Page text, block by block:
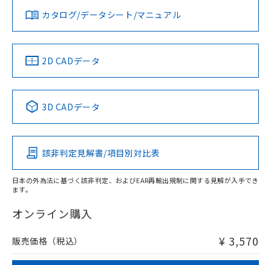
みください。
ソフトウェアの使用条件
対応済み
中国 RoHS 注意事項・凡例
Pb Hg Cd Cr(VI)
O
在庫等で未対応品が混在する可能性があります。
問い合わせください。
カタログ/データシート/マニュアル
2D CADデータ
3D CADデータ
該非判定見解書/項目別対比表
日本の外為法に基づく該非判定、およびEAR再輸出規制に関する見解が入手でき
ます。
オンライン購入
販売価格（税込） ¥ 3,570